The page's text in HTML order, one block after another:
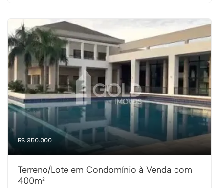
R$ 350.000
Terreno/Lote em Condomínio à Venda com
400m²